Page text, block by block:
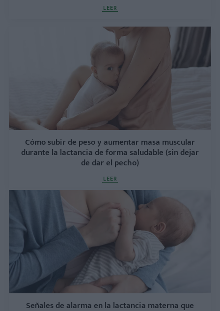
LEER
Cómo subir de peso y aumentar masa muscular
durante la lactancia de forma saludable (sin dejar
de dar el pecho)
LEER
Señales de alarma en la lactancia materna que